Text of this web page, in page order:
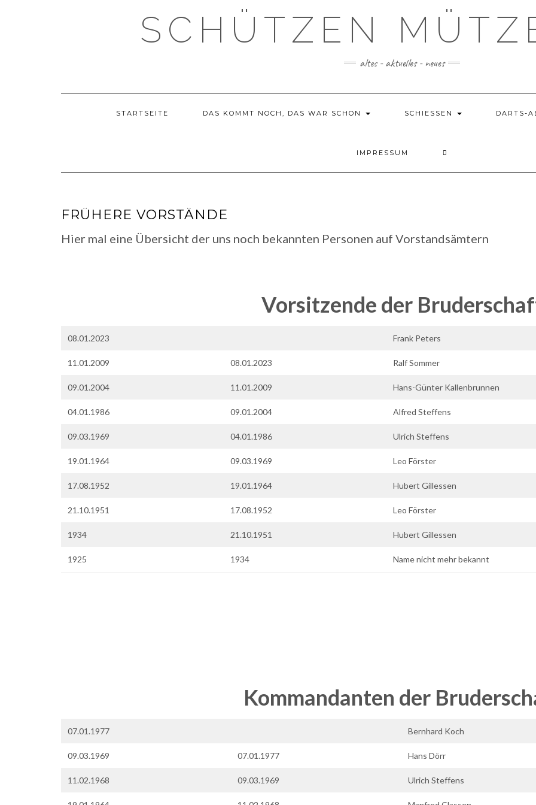
SCHÜTZEN
altes - aktuelles - neues
STARTSEITE DAS KOMMT NOCH, DAS WAR SCHON SCHIESSEN DARTS-
IMPRESSUM
FRÜHERE VORSTÄNDE
Hier mal eine Übersicht der uns noch bekannten Personen auf Vorstandsämtern
Vorsitzende der
08.01.2023 Frank Peters
11.01.2009 08.01.2023 Ralf Sommer
09.01.2004 11.01.2009 Hans-Günter Kallenbrunnen
04.01.1986 09.01.2004 Alfred Steffens
09.03.1969 04.01.1986 Ulrich Steffens
19.01.1964 09.03.1969 Leo Förster
17.08.1952 19.01.1964 Hubert Gillessen
21.10.1951 17.08.1952 Leo Förster
1934 21.10.1951 Hubert Gillessen
1925 1934 Name nicht mehr bekannt
Kommandanten der
07.01.1977 Bernhard Koch
09.03.1969 07.01.1977 Hans Dörr
11.02.1968 09.03.1969 Ulrich Steffens